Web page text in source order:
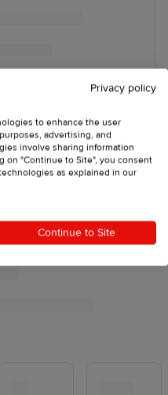
Privacy policy
to enhance the user
advertising, and
involve sharing information
on "Continue to Site", you consent
as explained in our
Continue to Site